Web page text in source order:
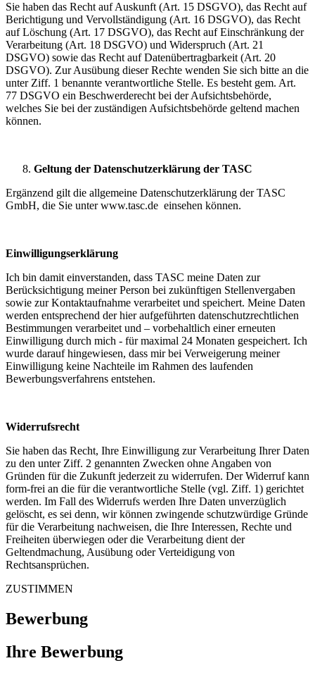
Sie haben das Recht auf Auskunft (Art. 15 DSGVO), das Recht auf
Berichtigung und Vervollständigung (Art. 16 DSGVO), das Recht
auf Löschung (Art. 17 DSGVO), das Recht auf Einschränkung der
Verarbeitung (Art. 18 DSGVO) und Widerspruch (Art. 21
DSGVO) sowie das Recht auf Datenübertragbarkeit (Art. 20
DSGVO). Zur Ausübung dieser Rechte wenden Sie sich bitte an die
unter Ziff. 1 benannte verantwortliche Stelle. Es besteht gem. Art.
77 DSGVO ein Beschwerderecht bei der Aufsichtsbehörde,
welches Sie bei der zuständigen Aufsichtsbehörde geltend machen
können.
Geltung der Datenschutzerklärung der TASC
Ergänzend gilt die allgemeine Datenschutzerklärung der TASC
GmbH, die Sie unter www.tasc.de einsehen können.
Einwilligungserklärung
Ich bin damit einverstanden, dass TASC meine Daten zur
Berücksichtigung meiner Person bei zukünftigen Stellenvergaben
sowie zur Kontaktaufnahme verarbeitet und speichert. Meine Daten
werden entsprechend der hier aufgeführten datenschutzrechtlichen
Bestimmungen verarbeitet und – vorbehaltlich einer erneuten
Einwilligung durch mich - für maximal 24 Monaten gespeichert. Ich
wurde darauf hingewiesen, dass mir bei Verweigerung meiner
Einwilligung keine Nachteile im Rahmen des laufenden
Bewerbungsverfahrens entstehen.
Widerrufsrecht
Sie haben das Recht, Ihre Einwilligung zur Verarbeitung Ihrer Daten
zu den unter Ziff. 2 genannten Zwecken ohne Angaben von
Gründen für die Zukunft jederzeit zu widerrufen. Der Widerruf kann
form-frei an die für die verantwortliche Stelle (vgl. Ziff. 1) gerichtet
werden. Im Fall des Widerrufs werden Ihre Daten unverzüglich
gelöscht, es sei denn, wir können zwingende schutzwürdige Gründe
für die Verarbeitung nachweisen, die Ihre Interessen, Rechte und
Freiheiten überwiegen oder die Verarbeitung dient der
Geltendmachung, Ausübung oder Verteidigung von
Rechtsansprüchen.
ZUSTIMMEN
Bewerbung
Ihre Bewerbung